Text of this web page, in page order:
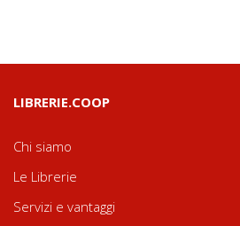
LIBRERIE.COOP
Chi siamo
Le Librerie
Servizi e vantaggi